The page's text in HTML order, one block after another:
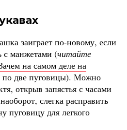
заиграет по-новому, если
с манжетами (читайте
на самом деле на
две пуговицы). Можно
открыв запястья с часами
слегка расправить
пуговицу для легкого